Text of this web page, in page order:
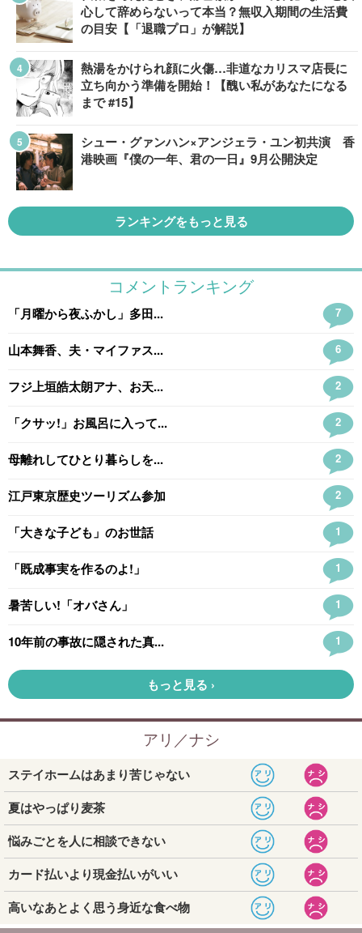
心して辞めらないって本当？無収入期間の生活費
の目安【「退職プロ」が解説】
熱湯をかけられ顔に火傷…非道なカリスマ店長に
立ち向かう準備を開始！【醜い私があなたになる
まで #15】
シュー・グァンハン×アンジェラ・ユン初共演 香
港映画『僕の一年、君の一日』9月公開決定
ランキングをもっと見る